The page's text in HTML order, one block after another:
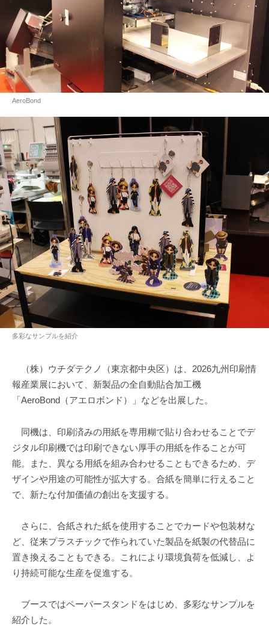
AeroBond
多彩なサンプルを紹介
（株）ウチダテクノ（東京都中央区）は、2026九州印刷情
報産業展において、新製品の全自動貼合加工機
「AeroBond（アエロボンド）」などを出展した。
同機は、印刷済みの用紙を専用糊で貼り合わせることでデ
ジタル印刷機では印刷できない厚手の用紙を作ることが可
能。また、異なる用紙を組み合わせることもできるため、デ
ザインや用途の可能性が拡大する。合紙を簡単に行えること
で、新たな付加価値の創出を支援する。
さらに、合紙された紙を使用することでカードや包装材な
ど、従来プラスチックで作られていた製品を紙製の代替品に
置き換えることもできる。これにより環境負荷を低減し、よ
り持続可能な生産を促進する。
ブースではペーパースタンドをはじめ、多彩なサンプルを
紹介した。